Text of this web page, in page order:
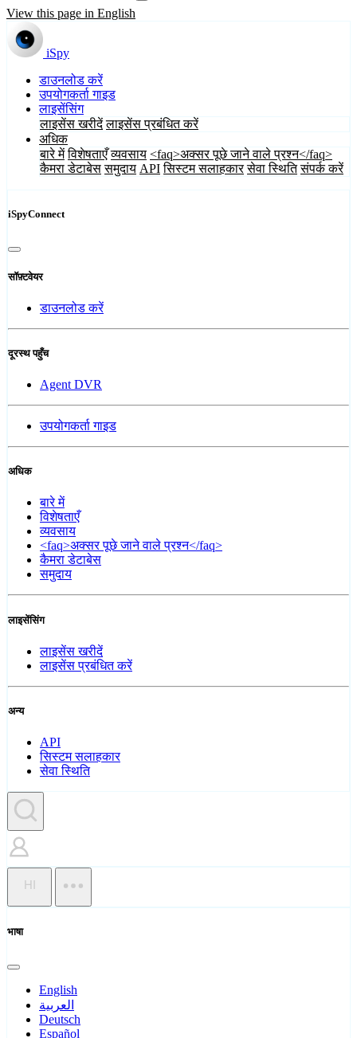
View this page in English
iSpy
डाउनलोड करें
उपयोगकर्ता गाइड
लाइसेंसिंग
लाइसेंस खरीदें लाइसेंस प्रबंधित करें
अधिक
बारे में विशेषताएँ व्यवसाय <faq>अक्सर पूछे जाने वाले प्रश्न</faq>
कैमरा डेटाबेस समुदाय API सिस्टम सलाहकार सेवा स्थिति संपर्क करें
iSpyConnect
सॉफ़्टवेयर
डाउनलोड करें
दूरस्थ पहुँच
Agent DVR
उपयोगकर्ता गाइड
अधिक
बारे में
विशेषताएँ
व्यवसाय
<faq>अक्सर पूछे जाने वाले प्रश्न</faq>
कैमरा डेटाबेस
समुदाय
लाइसेंसिंग
लाइसेंस खरीदें
लाइसेंस प्रबंधित करें
अन्य
API
सिस्टम सलाहकार
सेवा स्थिति
HI
भाषा
English
العربية
Deutsch
Español